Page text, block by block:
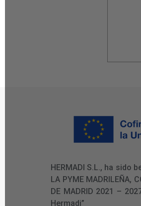
HERMADI S.L., ha sido
LA PYME MADRILEÑA,
DE MADRID 2021 –
Hermadi”